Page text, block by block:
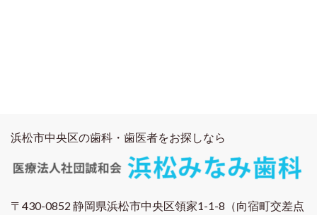
浜松市中央区の歯科・歯医者をお探しなら
〒430-0852 静岡県浜松市中央区領家1-1-8（向宿町交差点